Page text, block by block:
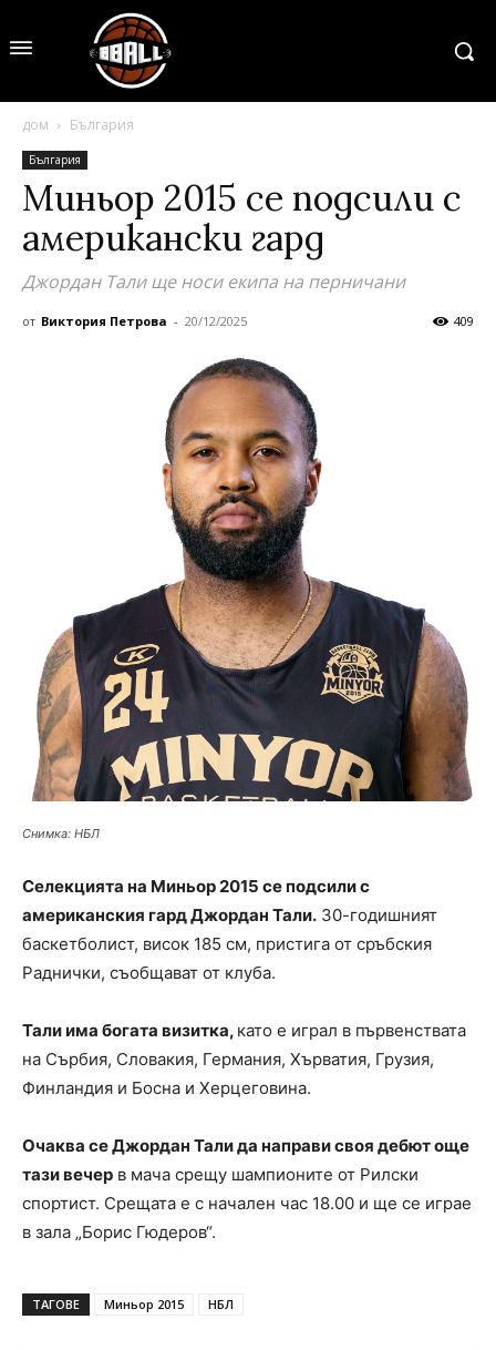
дом България
България
Миньор 2015 се подсили с
американски гард
Джордан Тали ще носи екипа на перничани
от Виктория Петрова - 20/12/2025 409
Снимка: НБЛ
Селекцията на Миньор 2015 се подсили с
американския гард Джордан Тали. 30-годишният
баскетболист, висок 185 см, пристига от сръбския
Раднички, съобщават от клуба.
Тали има богата визитка, като е играл в първенствата
на Сърбия, Словакия, Германия, Хърватия, Грузия,
Финландия и Босна и Херцеговина.
Очаква се Джордан Тали да направи своя дебют още
тази вечер в мача срещу шампионите от Рилски
спортист. Срещата е с начален час 18.00 и ще се играе
в зала „Борис Гюдеров“.
ТАГОВЕ Миньор 2015 НБЛ